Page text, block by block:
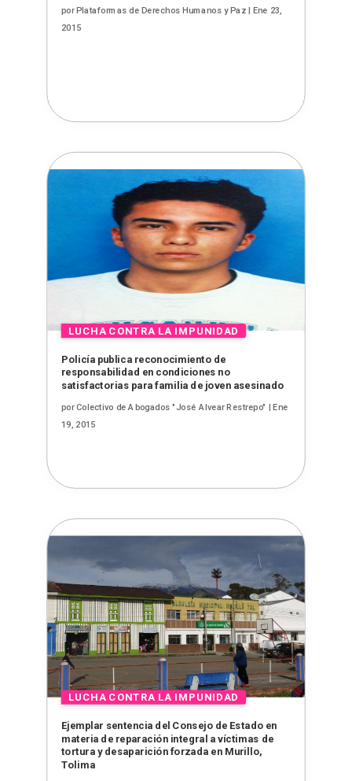
porPlataformas de Derechos Humanos y Paz | Ene 23,
2015
Policía publica reconocimiento de
responsabilidad en condiciones no
satisfactorias para familia de joven asesinado
porColectivo de Abogados "José Alvear Restrepo" |Ene
19, 2015
Ejemplar sentencia del Consejo de Estado en
materia de reparación integral a víctimas de
tortura y desaparición forzada en Murillo,
Tolima